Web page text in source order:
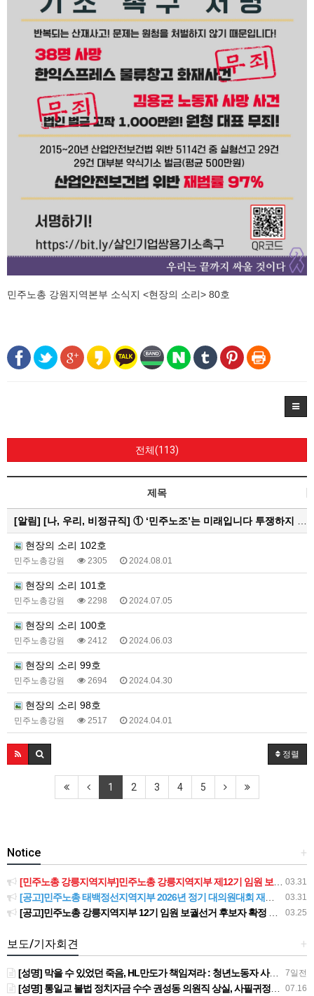
민주노총 강원지역본부 소식지 <현장의 소리> 80호
전체(113)
제목
[알림] [나, 우리, 비정규직] ① ‘민주노조’는 미래입니다 투쟁하지 않으면 쟁취하지 못합니다
현장의 소리 102호
민주노총강원 2305 2024.08.01
현장의 소리 101호
민주노총강원 2298 2024.07.05
현장의 소리 100호
민주노총강원 2412 2024.06.03
현장의 소리 99호
민주노총강원 2694 2024.04.30
현장의 소리 98호
민주노총강원 2517 2024.04.01
정렬
1 2 3 4 5
+
Notice
03.31
[민주노총 강릉지역지부]민주노총 강릉지역지부 제12기 임원 보궐선거결과 공고
03.31
[공고]민주노총 태백정선지역지부 2026년 정기 대의원대회 재소집 건
03.25
[공고]민주노총 강릉지역지부 12기 임원 보궐선거 후보자 확정 공고
+
보도/기자회견
7일전
[성명] 막을 수 있었던 죽음, HL만도가 책임져라 : 청년노동자 사망사고의 철저한 진상규명과 재발방지 대책 마련하라
07.16
[성명] 통일교 불법 정치자금 수수 권성동 의원직 상실, 사필귀정이다